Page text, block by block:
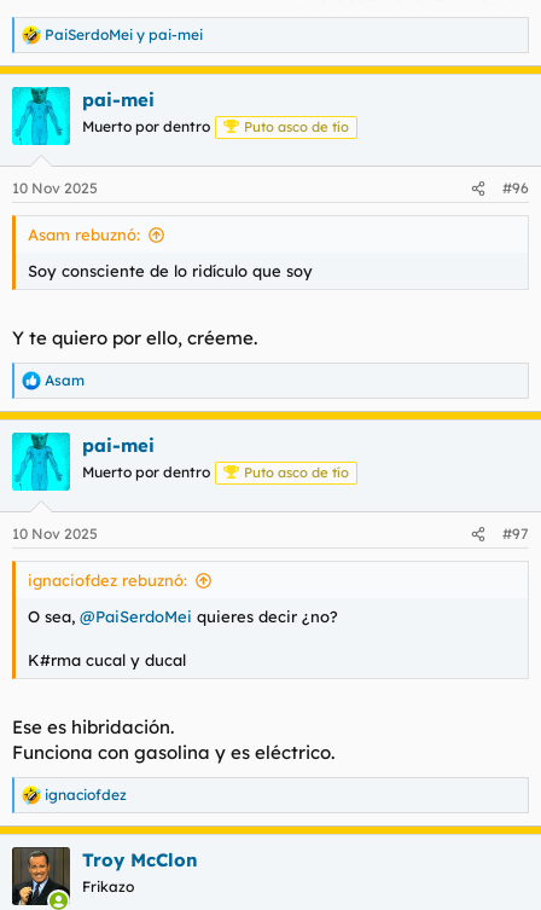
R
e
a
c
c
i
e
s
PaiSerdoMei y pai-mei
pai-mei
Muerto por dentro Puto asco de tío
10 Nov 2025 #96
Asam rebuznó:
Soy consciente de lo ridículo que soy
Y te quiero por ello, créeme.
R
e
a
c
c
i
e
s
Asam
pai-mei
Muerto por dentro Puto asco de tío
10 Nov 2025 #97
ignaciofdez rebuznó:
O sea, @PaiSerdoMei quieres decir ¿no?
K#rma cucal y ducal
Ese es hibridación.
Funciona con gasolina y es eléctrico.
R
e
a
c
i
ignaciofdez
Troy McClon
Frikazo